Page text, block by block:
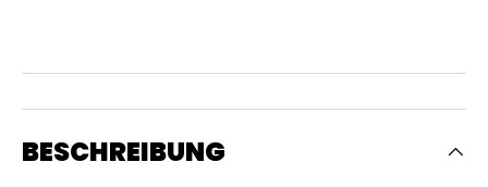
BESCHREIBUNG